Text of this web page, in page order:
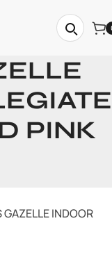
PINK
INDOOR